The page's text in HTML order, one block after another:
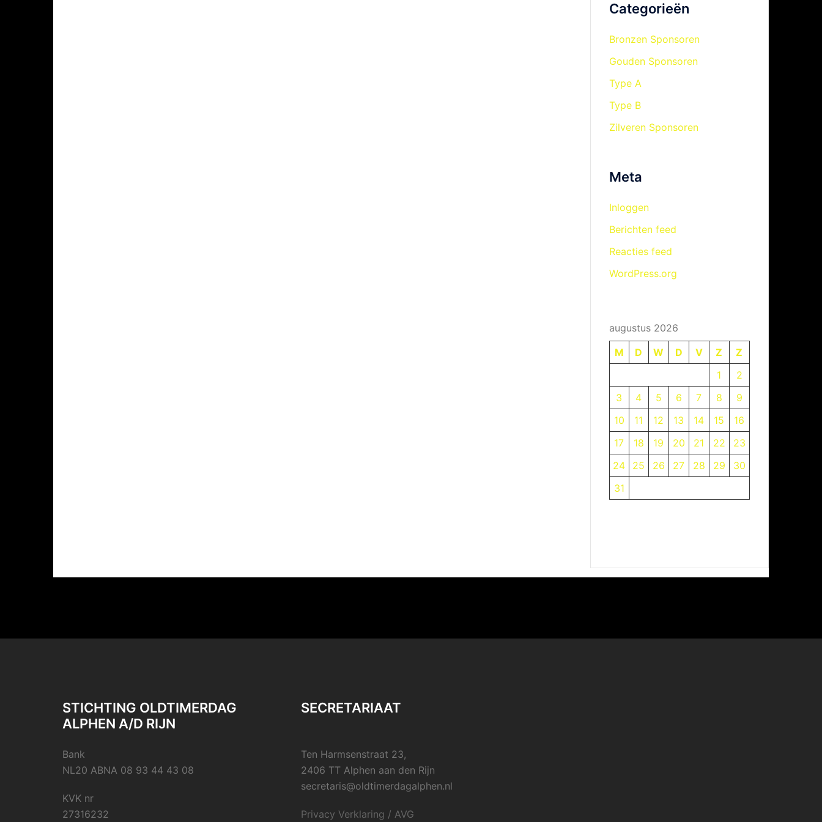
Categorieën
Bronzen Sponsoren
Gouden Sponsoren
Type A
Type B
Zilveren Sponsoren
Meta
Inloggen
Berichten feed
Reacties feed
WordPress.org
augustus 2026
M
D W D V Z
Z
1
2
3
4 5 6 7 8
9
10
11 12 13 14 15
16
17
18 19 20 21 22
23
24
25 26 27 28 29
30
31
STICHTING OLDTIMERDAG
ALPHEN A/D RIJN
Bank
NL20 ABNA 08 93 44 43 08
KVK nr
27316232
SECRETARIAAT
Ten Harmsenstraat 23,
2406 TT Alphen aan den Rijn
secretaris@oldtimerdagalphen.nl
Privacy Verklaring / AVG